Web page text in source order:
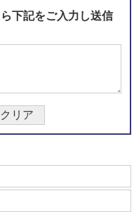
下記をご入力し送信